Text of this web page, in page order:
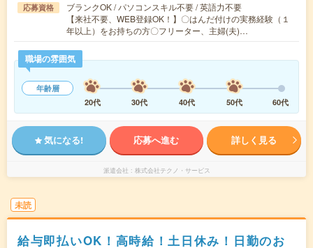
応募資格
ブランクOK / パソコンスキル不要 / 英語力不要
【来社不要、WEB登録OK！】〇はんだ付けの実務経験（１
年以上）をお持ちの方〇フリーター、主婦(夫)…
職場の雰囲気
年齢層
20代
30代 40代 50代 60代
気になる! 応募へ進む 詳しく見る
派遣会社 株式会社テクノ・サービス
未読
給与即払いOK！高時給！土日休み！日勤のお